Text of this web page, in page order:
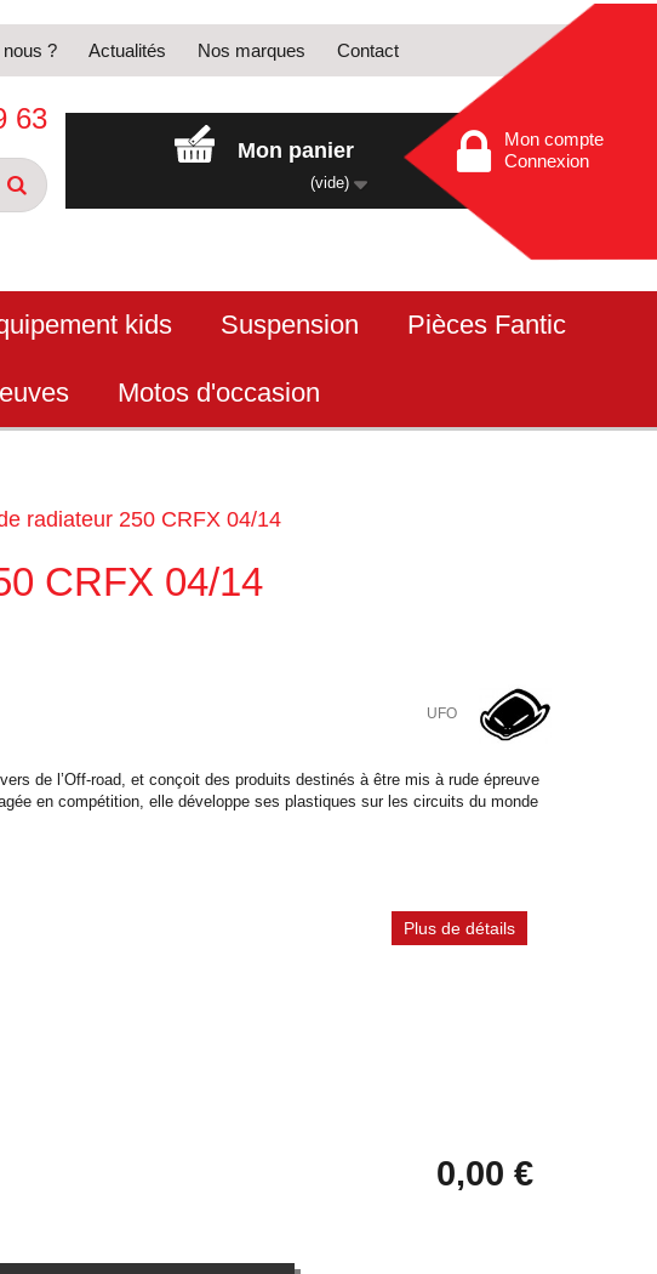
? Actualités Nos marques Contact
63
Mon panier
(vide)
Mon compte
Connexion
kids Suspension Pièces Fantic
Motos d'occasion
radiateur 250 CRFX 04/14
CRFX 04/14
UFO
de l’Off-road, et conçoit des produits destinés à être mis à rude épreuve
en compétition, elle développe ses plastiques sur les circuits du monde
Plus de détails
0,00 €